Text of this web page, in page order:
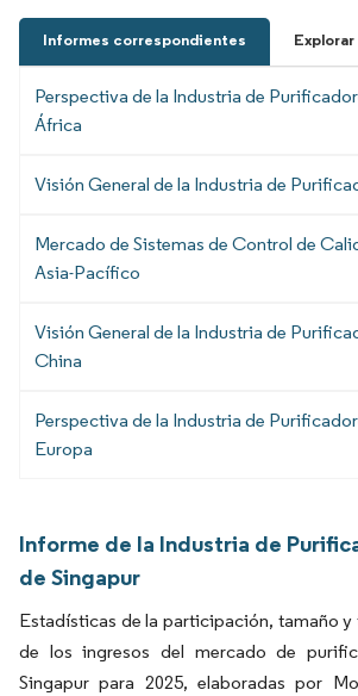
Informes correspondientes
Perspectiva de la Industria de
África
Visión General de la Industria de
Mercado de Sistemas de Control de
Asia-Pacífico
Visión General de la Industria de
China
Perspectiva de la Industria de
Europa
Informe de la Industria de
de Singapur
Estadísticas de la participación, tamaño
de los ingresos del mercado de
Singapur para 2025, elaboradas por